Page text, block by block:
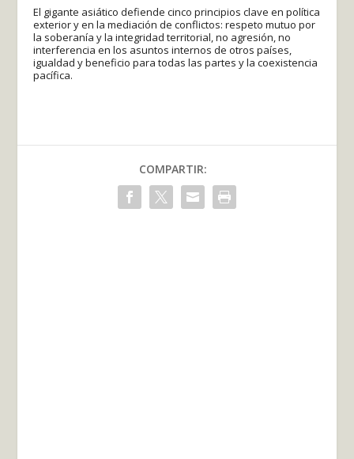
El gigante asiático defiende cinco principios clave en política
exterior y en la mediación de conflictos: respeto mutuo por
la soberanía y la integridad territorial, no agresión, no
interferencia en los asuntos internos de otros países,
igualdad y beneficio para todas las partes y la coexistencia
pacífica.
COMPARTIR: